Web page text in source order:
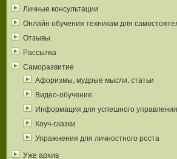
Личные консультации
Онлайн обучения техникам для
Отзывы
Рассылка
Саморазвитие
Афоризмы, мудрые мысли, статьи
Видео-обучение
Информация для успешного управления
Коуч-сказки
Упражнения для личностного роста
Уже архив